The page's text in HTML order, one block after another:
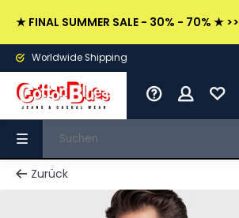
★ FINAL SUMMER SALE - 30% - 70% ★ >>
Worldwide Shipping
Zurück